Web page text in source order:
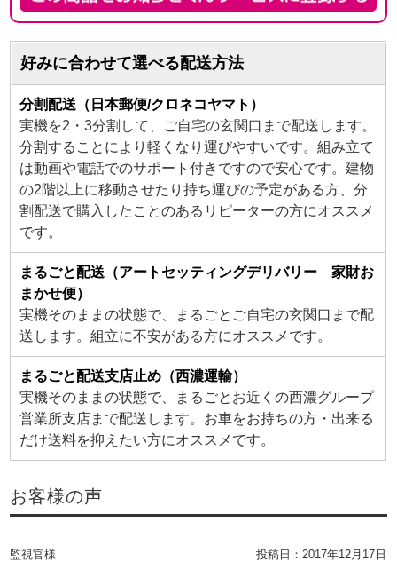
好みに合わせて選べる配送方法
分割配送（日本郵便/クロネコヤマト）
実機を2・3分割して、ご自宅の玄関口まで配送します。
分割することにより軽くなり運びやすいです。組み立て
は動画や電話でのサポート付きですので安心です。建物
の2階以上に移動させたり持ち運びの予定がある方、分
割配送で購入したことのあるリピーターの方にオススメ
です。
まるごと配送（アートセッティングデリバリー 家財お
まかせ便）
実機そのままの状態で、まるごとご自宅の玄関口まで配
送します。組立に不安がある方にオススメです。
まるごと配送支店止め（西濃運輸）
実機そのままの状態で、まるごとお近くの西濃グループ
営業所支店まで配送します。お車をお持ちの方・出来る
だけ送料を抑えたい方にオススメです。
お客様の声
監視官様 投稿日：2017年12月17日